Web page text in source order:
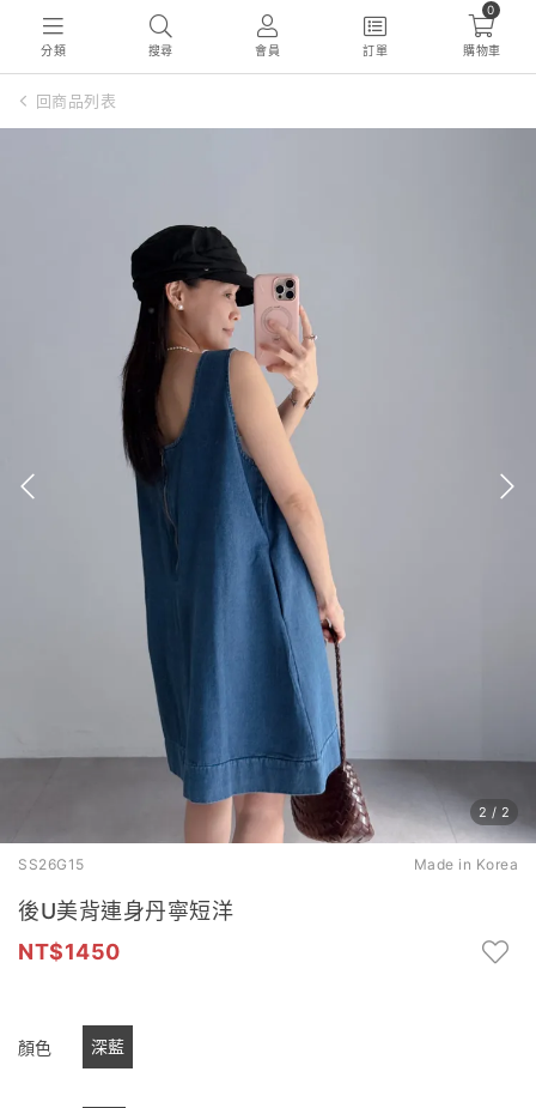
分類 搜尋 會員 訂單
0
購物車
回商品列表
2 / 2
SS26G15 Made in Korea
後U美背連身丹寧短洋
1450
顏色 深藍